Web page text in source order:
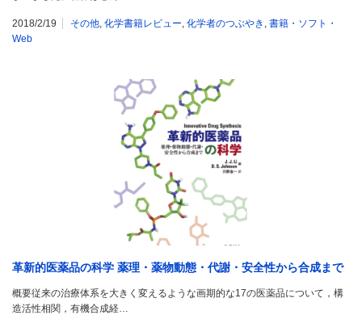
2018/2/19 その他, 化学書籍レビュー, 化学者のつぶやき , 書籍・ソフト・
Web
革新的医薬品の科学 薬理・薬物動態・代謝・安全性から合成まで
概要従来の治療体系を大きく変えるような画期的な17の医薬品について，構
造活性相関，有機合成経…